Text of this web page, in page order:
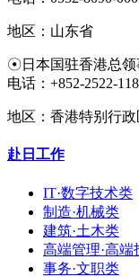
地区：山东省
☉日本国驻香港总领
电话：+852-2522-
地区：香港特别行
赴日工作
IT·数字技术类
制造·机械类
建筑·土木类
高端管理·高端
事务·文职类